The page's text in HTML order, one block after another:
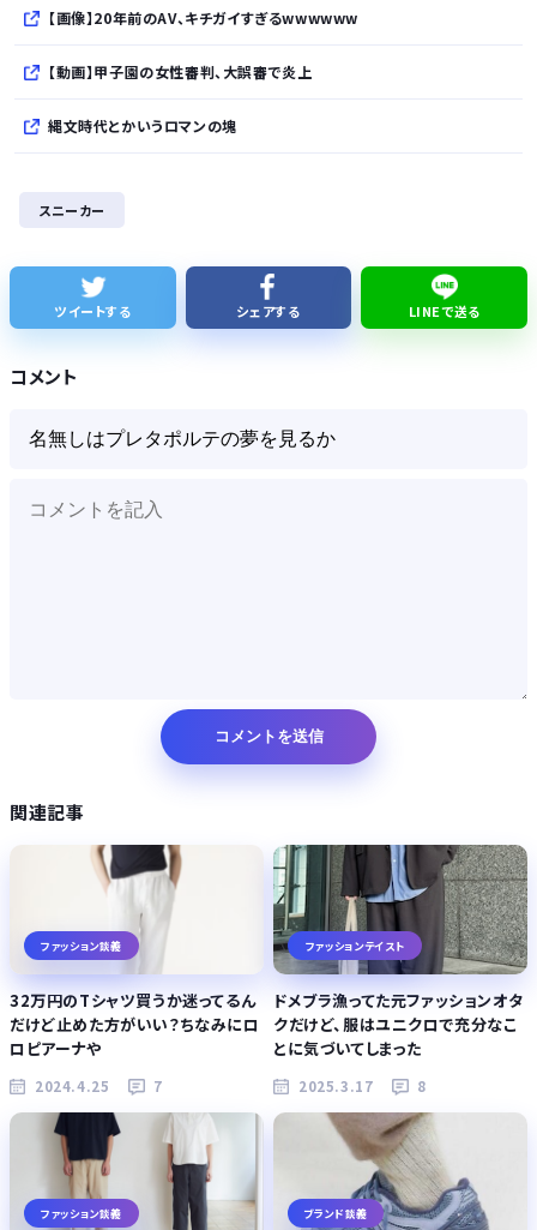
【画像】20年前のAV、キチガイすぎるwwwwww
【動画】甲子園の女性審判、大誤審で炎上
縄文時代とかいうロマンの塊
【公園でも行けよ】ジムのランニングマシーン占拠してずっと歩いてる男の正体
Powered by livedoor 相互RSS
スニーカー
ツイートする シェアする LINEで送る
コメント
関連記事
ファッション談義
32万円のTシャツ買うか迷ってるん
だけど止めた方がいい？ちなみにロ
ロピアーナや
2024.4.25 7
ファッションテイスト
ドメブラ漁ってた元ファッションオタ
クだけど、服はユニクロで充分なこ
とに気づいてしまった
2025.3.17 8
ファッション談義 ブランド談義